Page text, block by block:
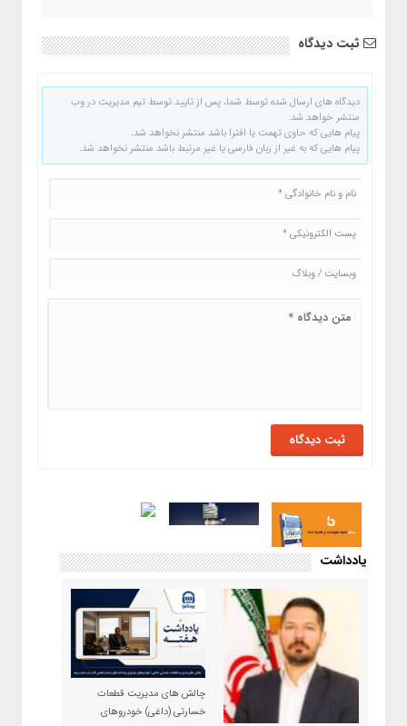
ثبت دیدگاه
دیدگاه های ارسال شده توسط شما، پس از تایید توسط تیم مدیریت در وب
منتشر خواهد شد.
پیام هایی که حاوی تهمت یا افترا باشد منتشر نخواهد شد.
پیام هایی که به غیر از زبان فارسی یا غیر مرتبط باشد منتشر نخواهد شد.
یادداشت
چالش های مدیریت قطعات
خسارتی (داغی) خودروهای